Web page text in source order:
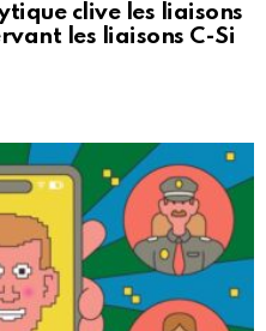
clive les liaisons
les liaisons C-Si